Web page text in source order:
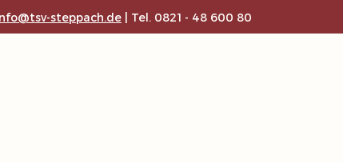
steppach.de | Tel. 0821 - 48 600 80